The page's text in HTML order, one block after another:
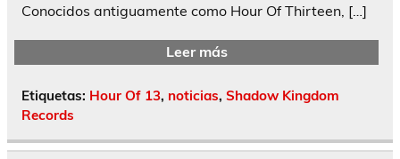
Conocidos antiguamente como Hour Of Thirteen, […]
Leer más
Etiquetas: Hour Of 13, noticias, Shadow Kingdom
Records